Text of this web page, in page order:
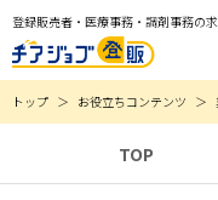
登録販売者・医療事務・調剤事務の
トップ お役立ちコンテンツ
TOP